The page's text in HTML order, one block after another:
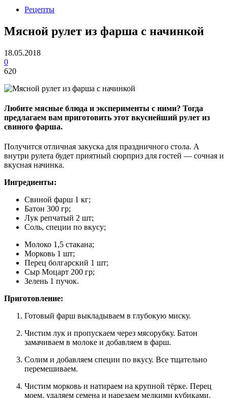
Рецепты
Мясной рулет из фарша с начинкой
18.05.2018
0
620
Любите мясные блюда и эксперименты с ними? Тогда
предлагаем вам приготовить этот вкуснейший рулет из
свиного фарша.
Получится отличная закуска для праздничного стола. А
внутри рулета будет приятный сюрприз для гостей — сочная и
вкусная начинка.
Ингредиенты:
Свиной фарш 1 кг;
Батон 300 гр;
Лук репчатый 2 шт;
Соль, специи по вкусу;
Молоко 1,5 стакана;
Морковь 1 шт;
Перец болгарский 1 шт;
Сыр Моцарт 200 гр;
Зелень 1 пучок.
Приготовление:
Готовый фарш выкладываем в глубокую миску.
Чистим лук и пропускаем через мясорубку. Батон
замачиваем в молоке и добавляем в фарш.
Солим и добавляем специи по вкусу. Все тщательно
перемешиваем.
Чистим морковь и натираем на крупной тёрке. Перец
моем, удаляем семена и нарезаем мелкими кубиками.